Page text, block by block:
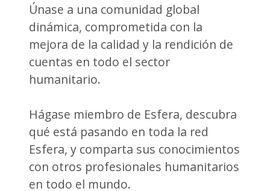
Únase a una comunidad global
dinámica, comprometida con la
mejora de la calidad y la rendición de
cuentas en todo el sector
humanitario.
Hágase miembro de Esfera, descubra
qué está pasando en toda la red
Esfera, y comparta sus conocimientos
con otros profesionales humanitarios
en todo el mundo.